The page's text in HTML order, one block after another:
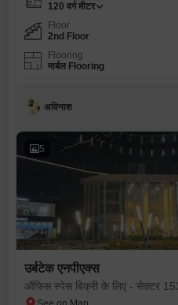
120 वर्ग मीटर
Floor
2nd Floor
Flooring
मार्बल Flooring
अविनाश
5
उर्बटेक एनपीएक्स
ऑफिस स्पेस बिक्री के लिए - सेक्टर